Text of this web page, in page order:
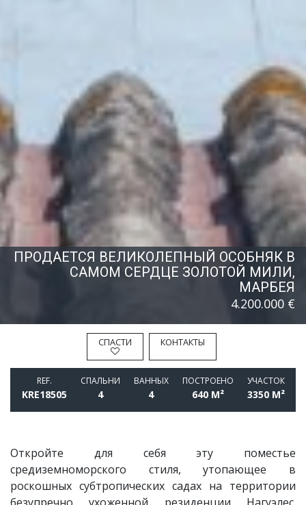
СПАСТИ КОНТАКТЫ
ПРОДАЕТСЯ ВЕЛИКОЛЕПНЫЙ ОСОБНЯК В
САМОМ СЕРДЦЕ ЗОЛОТОЙ МИЛИ,
МАРБЕЯ
4.200.000 €
REF.
KRE18505
СПАЛЬНИ
4
BАННЫХ
4
ПОСТРОЕНО
640 M²
УЧАСТОК
3350 M²
Откройте для себя эту поместье
средиземноморского стиля, утопающее в
роскошных субтропических садах на территории